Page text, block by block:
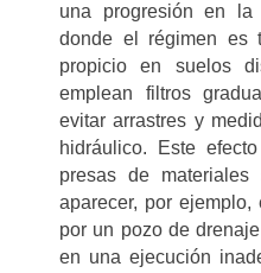
una progresión en
donde el régimen es
propicio en suelos
emplean filtros
evitar arrastres y
hidráulico. Este
presas de materiales
aparecer, por
por un pozo de
en una ejecución